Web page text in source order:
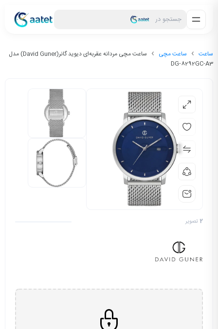
جستجو در
ساعت ساعت مچی
ساعت مچی مردانه عقربه‌ای دیوید گانر(David Guner) مدل
DG-8292GC-A3
2 تصویر